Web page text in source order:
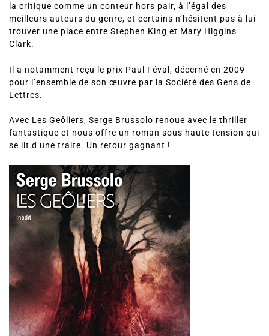
la critique comme un conteur hors pair, à l’égal des
meilleurs auteurs du genre, et certains n’hésitent pas à lui
trouver une place entre Stephen King et Mary Higgins
Clark.
Il a notamment reçu le prix Paul Féval, décerné en 2009
pour l’ensemble de son œuvre par la Société des Gens de
Lettres.
Avec Les Geôliers, Serge Brussolo renoue avec le thriller
fantastique et nous offre un roman sous haute tension qui
se lit d’une traite. Un retour gagnant !